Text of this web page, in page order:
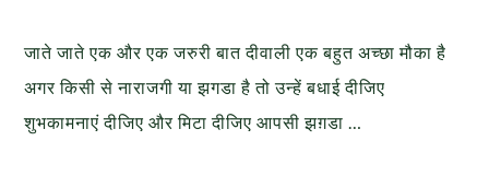
जाते जाते एक और एक जरुरी बात दीवाली एक बहुत अच्छा मौका है
अगर किसी से नाराजगी या झगडा है तो उन्हें बधाई दीजिए
शुभकामनाएं दीजिए और मिटा दीजिए आपसी झग़डा …